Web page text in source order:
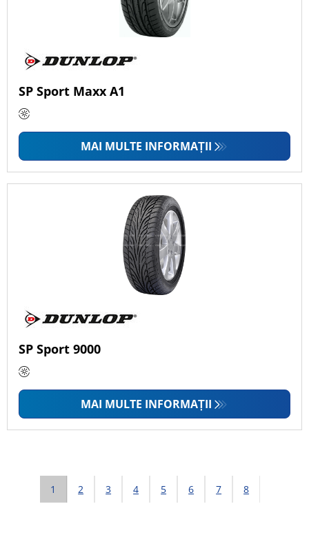
SP Sport Maxx A1
MAI MULTE INFORMAȚII
SP Sport 9000
MAI MULTE INFORMAȚII
1 2 3 4 5 6 7 8